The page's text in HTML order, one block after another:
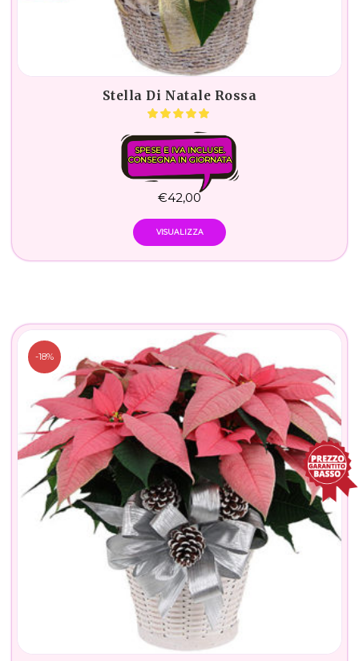
Stella Di Natale Rossa
SPESE E IVA INCLUSE.
CONSEGNA IN GIORNATA
€42,00
VISUALIZZA
-18%